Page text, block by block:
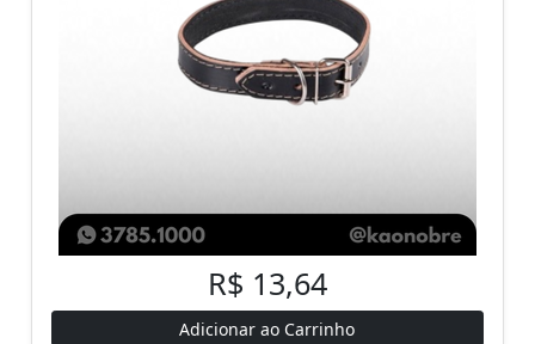
R$ 13,64
Adicionar ao Carrinho